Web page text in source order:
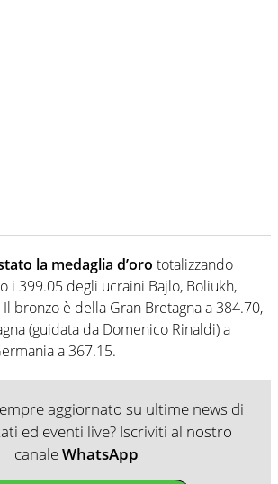
la medaglia d’oro totalizzando
i 399.05 degli ucraini Bajlo, Boliukh,
Il bronzo è della Gran Bretagna a 384.70,
(guidata da Domenico Rinaldi) a
a 367.15.
aggiornato su ultime news di
ed eventi live? Iscriviti al nostro
canaleWhatsApp